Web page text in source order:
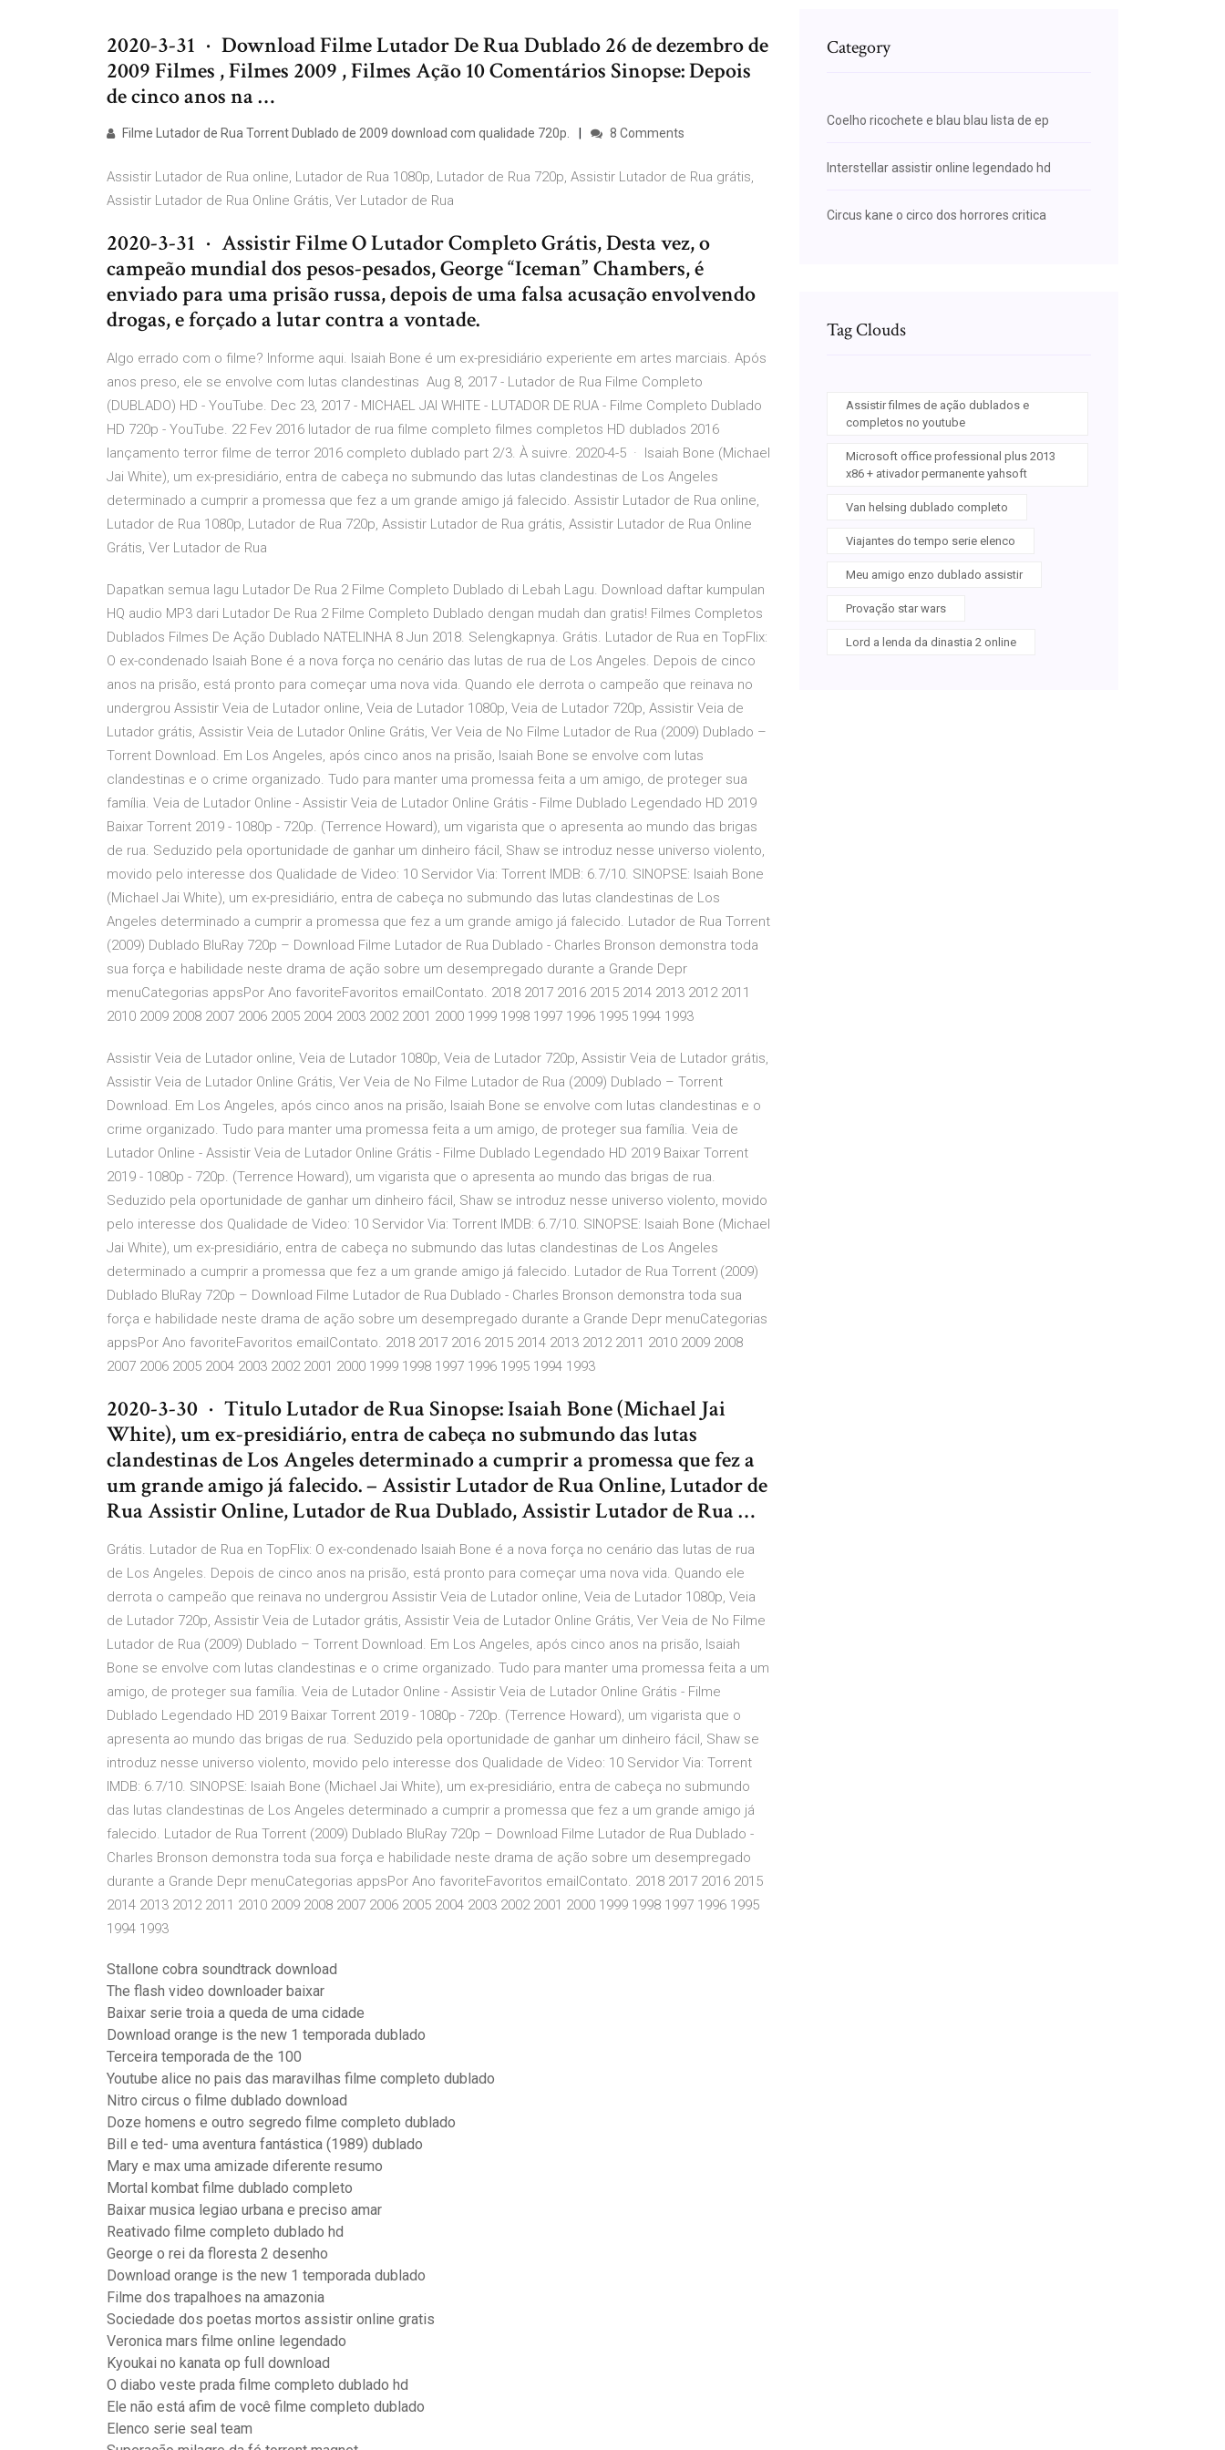
2020-3-31 · Download Filme Lutador De Rua Dublado 26 de dezembro de
2009 Filmes , Filmes 2009 , Filmes Ação 10 Comentários Sinopse: Depois
de cinco anos na …
Filme Lutador de Rua Torrent Dublado de 2009 download com qualidade 720p. 8 Comments
Assistir Lutador de Rua online, Lutador de Rua 1080p, Lutador de Rua 720p, Assistir Lutador de Rua grátis,
Assistir Lutador de Rua Online Grátis, Ver Lutador de Rua
2020-3-31 · Assistir Filme O Lutador Completo Grátis, Desta vez, o
campeão mundial dos pesos-pesados, George “Iceman” Chambers, é
enviado para uma prisão russa, depois de uma falsa acusação envolvendo
drogas, e forçado a lutar contra a vontade.
Algo errado com o filme? Informe aqui. Isaiah Bone é um ex-presidiário experiente em artes marciais. Após
anos preso, ele se envolve com lutas clandestinas Aug 8, 2017 - Lutador de Rua Filme Completo
(DUBLADO) HD - YouTube. Dec 23, 2017 - MICHAEL JAI WHITE - LUTADOR DE RUA - Filme Completo Dublado
HD 720p - YouTube. 22 Fev 2016 lutador de rua filme completo filmes completos HD dublados 2016
lançamento terror filme de terror 2016 completo dublado part 2/3. À suivre. 2020-4-5 · Isaiah Bone (Michael
Jai White), um ex-presidiário, entra de cabeça no submundo das lutas clandestinas de Los Angeles
determinado a cumprir a promessa que fez a um grande amigo já falecido. Assistir Lutador de Rua online,
Lutador de Rua 1080p, Lutador de Rua 720p, Assistir Lutador de Rua grátis, Assistir Lutador de Rua Online
Grátis, Ver Lutador de Rua
Dapatkan semua lagu Lutador De Rua 2 Filme Completo Dublado di Lebah Lagu. Download daftar kumpulan
HQ audio MP3 dari Lutador De Rua 2 Filme Completo Dublado dengan mudah dan gratis! Filmes Completos
Dublados Filmes De Ação Dublado NATELINHA 8 Jun 2018. Selengkapnya. Grátis. Lutador de Rua en TopFlix:
O ex-condenado Isaiah Bone é a nova força no cenário das lutas de rua de Los Angeles. Depois de cinco
anos na prisão, está pronto para começar uma nova vida. Quando ele derrota o campeão que reinava no
undergrou Assistir Veia de Lutador online, Veia de Lutador 1080p, Veia de Lutador 720p, Assistir Veia de
Lutador grátis, Assistir Veia de Lutador Online Grátis, Ver Veia de No Filme Lutador de Rua (2009) Dublado –
Torrent Download. Em Los Angeles, após cinco anos na prisão, Isaiah Bone se envolve com lutas
clandestinas e o crime organizado. Tudo para manter uma promessa feita a um amigo, de proteger sua
família. Veia de Lutador Online - Assistir Veia de Lutador Online Grátis - Filme Dublado Legendado HD 2019
Baixar Torrent 2019 - 1080p - 720p. (Terrence Howard), um vigarista que o apresenta ao mundo das brigas
de rua. Seduzido pela oportunidade de ganhar um dinheiro fácil, Shaw se introduz nesse universo violento,
movido pelo interesse dos Qualidade de Video: 10 Servidor Via: Torrent IMDB: 6.7/10. SINOPSE: Isaiah Bone
(Michael Jai White), um ex-presidiário, entra de cabeça no submundo das lutas clandestinas de Los
Angeles determinado a cumprir a promessa que fez a um grande amigo já falecido. Lutador de Rua Torrent
(2009) Dublado BluRay 720p – Download Filme Lutador de Rua Dublado - Charles Bronson demonstra toda
sua força e habilidade neste drama de ação sobre um desempregado durante a Grande Depr
menuCategorias appsPor Ano favoriteFavoritos emailContato. 2018 2017 2016 2015 2014 2013 2012 2011
2010 2009 2008 2007 2006 2005 2004 2003 2002 2001 2000 1999 1998 1997 1996 1995 1994 1993
Assistir Veia de Lutador online, Veia de Lutador 1080p, Veia de Lutador 720p, Assistir Veia de Lutador grátis,
Assistir Veia de Lutador Online Grátis, Ver Veia de No Filme Lutador de Rua (2009) Dublado – Torrent
Download. Em Los Angeles, após cinco anos na prisão, Isaiah Bone se envolve com lutas clandestinas e o
crime organizado. Tudo para manter uma promessa feita a um amigo, de proteger sua família. Veia de
Lutador Online - Assistir Veia de Lutador Online Grátis - Filme Dublado Legendado HD 2019 Baixar Torrent
2019 - 1080p - 720p. (Terrence Howard), um vigarista que o apresenta ao mundo das brigas de rua.
Seduzido pela oportunidade de ganhar um dinheiro fácil, Shaw se introduz nesse universo violento, movido
pelo interesse dos Qualidade de Video: 10 Servidor Via: Torrent IMDB: 6.7/10. SINOPSE: Isaiah Bone (Michael
Jai White), um ex-presidiário, entra de cabeça no submundo das lutas clandestinas de Los Angeles
determinado a cumprir a promessa que fez a um grande amigo já falecido. Lutador de Rua Torrent (2009)
Dublado BluRay 720p – Download Filme Lutador de Rua Dublado - Charles Bronson demonstra toda sua
força e habilidade neste drama de ação sobre um desempregado durante a Grande Depr menuCategorias
appsPor Ano favoriteFavoritos emailContato. 2018 2017 2016 2015 2014 2013 2012 2011 2010 2009 2008
2007 2006 2005 2004 2003 2002 2001 2000 1999 1998 1997 1996 1995 1994 1993
2020-3-30 · Titulo Lutador de Rua Sinopse: Isaiah Bone (Michael Jai
White), um ex-presidiário, entra de cabeça no submundo das lutas
clandestinas de Los Angeles determinado a cumprir a promessa que fez a
um grande amigo já falecido. – Assistir Lutador de Rua Online, Lutador de
Rua Assistir Online, Lutador de Rua Dublado, Assistir Lutador de Rua …
Grátis. Lutador de Rua en TopFlix: O ex-condenado Isaiah Bone é a nova força no cenário das lutas de rua
de Los Angeles. Depois de cinco anos na prisão, está pronto para começar uma nova vida. Quando ele
derrota o campeão que reinava no undergrou Assistir Veia de Lutador online, Veia de Lutador 1080p, Veia
de Lutador 720p, Assistir Veia de Lutador grátis, Assistir Veia de Lutador Online Grátis, Ver Veia de No Filme
Lutador de Rua (2009) Dublado – Torrent Download. Em Los Angeles, após cinco anos na prisão, Isaiah
Bone se envolve com lutas clandestinas e o crime organizado. Tudo para manter uma promessa feita a um
amigo, de proteger sua família. Veia de Lutador Online - Assistir Veia de Lutador Online Grátis - Filme
Dublado Legendado HD 2019 Baixar Torrent 2019 - 1080p - 720p. (Terrence Howard), um vigarista que o
apresenta ao mundo das brigas de rua. Seduzido pela oportunidade de ganhar um dinheiro fácil, Shaw se
introduz nesse universo violento, movido pelo interesse dos Qualidade de Video: 10 Servidor Via: Torrent
IMDB: 6.7/10. SINOPSE: Isaiah Bone (Michael Jai White), um ex-presidiário, entra de cabeça no submundo
das lutas clandestinas de Los Angeles determinado a cumprir a promessa que fez a um grande amigo já
falecido. Lutador de Rua Torrent (2009) Dublado BluRay 720p – Download Filme Lutador de Rua Dublado -
Charles Bronson demonstra toda sua força e habilidade neste drama de ação sobre um desempregado
durante a Grande Depr menuCategorias appsPor Ano favoriteFavoritos emailContato. 2018 2017 2016 2015
2014 2013 2012 2011 2010 2009 2008 2007 2006 2005 2004 2003 2002 2001 2000 1999 1998 1997 1996 1995
1994 1993
Stallone cobra soundtrack download
The flash video downloader baixar
Baixar serie troia a queda de uma cidade
Download orange is the new 1 temporada dublado
Terceira temporada de the 100
Youtube alice no pais das maravilhas filme completo dublado
Nitro circus o filme dublado download
Doze homens e outro segredo filme completo dublado
Bill e ted- uma aventura fantástica (1989) dublado
Mary e max uma amizade diferente resumo
Mortal kombat filme dublado completo
Baixar musica legiao urbana e preciso amar
Reativado filme completo dublado hd
George o rei da floresta 2 desenho
Download orange is the new 1 temporada dublado
Filme dos trapalhoes na amazonia
Sociedade dos poetas mortos assistir online gratis
Veronica mars filme online legendado
Kyoukai no kanata op full download
O diabo veste prada filme completo dublado hd
Ele não está afim de você filme completo dublado
Elenco serie seal team
Category
Coelho ricochete e blau blau lista de ep
Interstellar assistir online legendado hd
Circus kane o circo dos horrores critica
Tag Clouds
Assistir filmes de ação dublados e
completos no youtube
Microsoft office professional plus 2013
x86 + ativador permanente yahsoft
Van helsing dublado completo
Viajantes do tempo serie elenco
Meu amigo enzo dublado assistir
Provação star wars
Lord a lenda da dinastia 2 online